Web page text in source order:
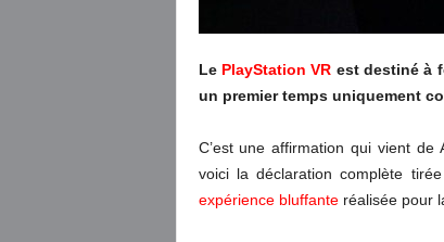
Le PlayStation VR est destiné à
un premier temps uniquement
C’est une affirmation qui vient
voici la déclaration complète
expérience bluffanteréalisée pour